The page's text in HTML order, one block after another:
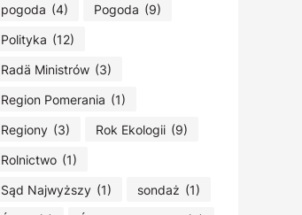
pogoda (4) Pogoda (9)
Polityka (12)
Radä Ministrów (3)
Region Pomerania (1)
Regiony (3) Rok Ekologii (9)
Rolnictwo (1)
Sąd Najwyższy (1) sondaż (1)